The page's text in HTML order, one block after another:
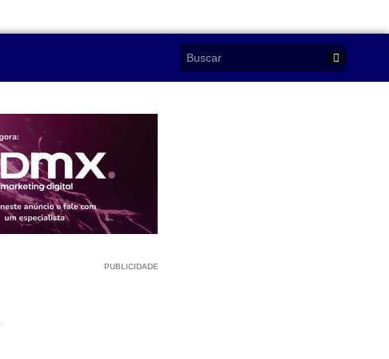
PUBLICIDADE